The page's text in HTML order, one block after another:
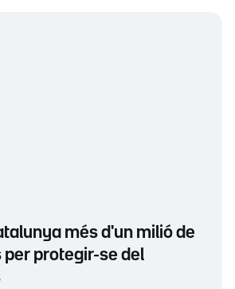
més d'un milió de
protegir-se del